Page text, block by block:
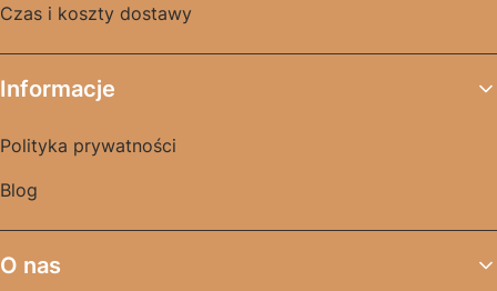
Czas i koszty dostawy
Informacje
Polityka prywatności
Blog
O nas